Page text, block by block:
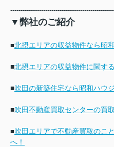
▼弊社のご紹介
■北摂エリアの収益物件なら昭
■北摂エリアの収益物件に関す
■吹田の新築住宅なら昭和ハウ
■吹田不動産買取センターの買
■吹田エリアで不動産買取のこ
へ！